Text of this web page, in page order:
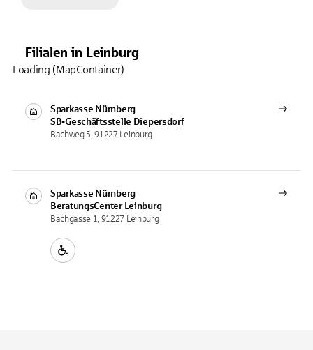
Filialen in Leinburg
Sparkasse Nürnberg
SB-Geschäftsstelle Diepersdorf
Bachweg 5, 91227 Leinburg
Sparkasse Nürnberg
BeratungsCenter
Leinburg
Bachgasse 1, 91227 Leinburg
Loading (MapContainer)